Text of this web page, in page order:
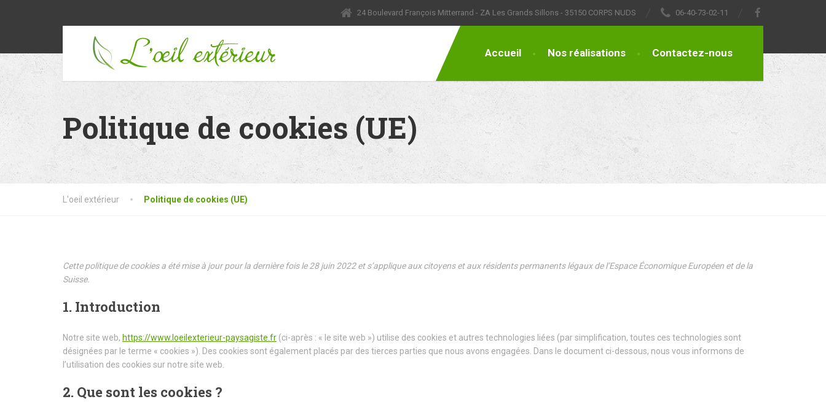
24 Boulevard François Mitterrand - ZA Les Grands Sillons - 35150 CORPS NUDS 06-40-73-02-11
Accueil Nos réalisations Contactez-nous
Politique de cookies (UE)
L'oeil extérieur Politique de cookies (UE)
Cette politique de cookies a été mise à jour pour la dernière fois le 28 juin 2022 et s’applique aux citoyens et aux résidents permanents légaux de l’Espace Économique Européen et de la
Suisse.
1. Introduction
Notre site web, https://www.loeilexterieur-paysagiste.fr (ci-après : « le site web ») utilise des cookies et autres technologies liées (par simplification, toutes ces technologies sont
désignées par le terme « cookies »). Des cookies sont également placés par des tierces parties que nous avons engagées. Dans le document ci-dessous, nous vous informons de
l’utilisation des cookies sur notre site web.
2. Que sont les cookies ?